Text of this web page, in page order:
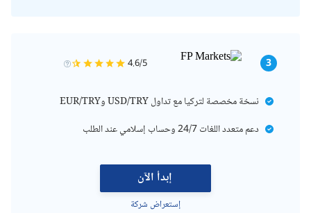
إبدأ الآن
إستعراض شركة
3
4.6/5
نسخة مخصصة لتركيا مع تداول USD/TRY وEUR/TRY
دعم متعدد اللغات 24/7 وحساب إسلامي عند الطلب